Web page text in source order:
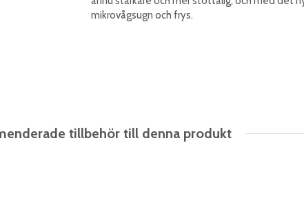
mikrovågsugn och frys.
tillbehör till denna produkt